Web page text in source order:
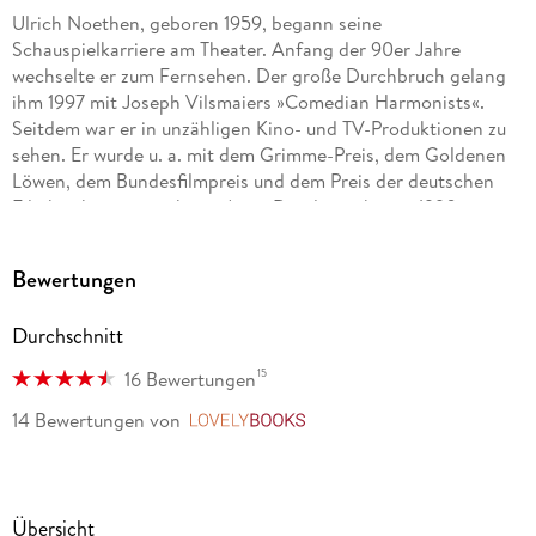
Ulrich Noethen, geboren 1959, begann seine
Schauspielkarriere am Theater. Anfang der 90er Jahre
wechselte er zum Fernsehen. Der große Durchbruch gelang
ihm 1997 mit Joseph Vilsmaiers »Comedian Harmonists«.
Seitdem war er in unzähligen Kino- und TV-Produktionen zu
sehen. Er wurde u. a. mit dem Grimme-Preis, dem Goldenen
Löwen, dem Bundesfilmpreis und dem Preis der deutschen
Filmkritik ausgezeichnet. Anna Drexler, geboren 1990, trat
Seit 2018 ist sie am Schauspielhaus Bochum engagiert.
u. a. »Zwei allein«, »Das Leben danach« und »Tatort«. 2014
wurde Drexler mit dem Bayerischen Kunstförderpreis
ausgezeichnet. Anne Müller, geboren 1982, absolvierte ihre
Schauspielausbildung an der Hochschule für Musik und
sowie am Maxim Gorki Theater Berlin und gehört seit der
Bewertungen
Durchschnitt
16 Bewertungen15
14 Bewertungen von
Übersicht